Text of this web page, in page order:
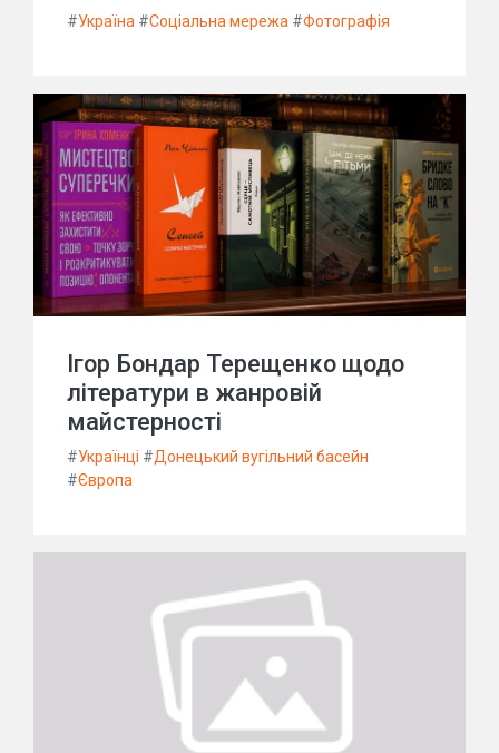
#Україна #Соціальна мережа #Фотографія
Ігор Бондар Терещенко щодо
літератури в жанровій
майстерності
#Українці #Донецький вугільний басейн
#Європа